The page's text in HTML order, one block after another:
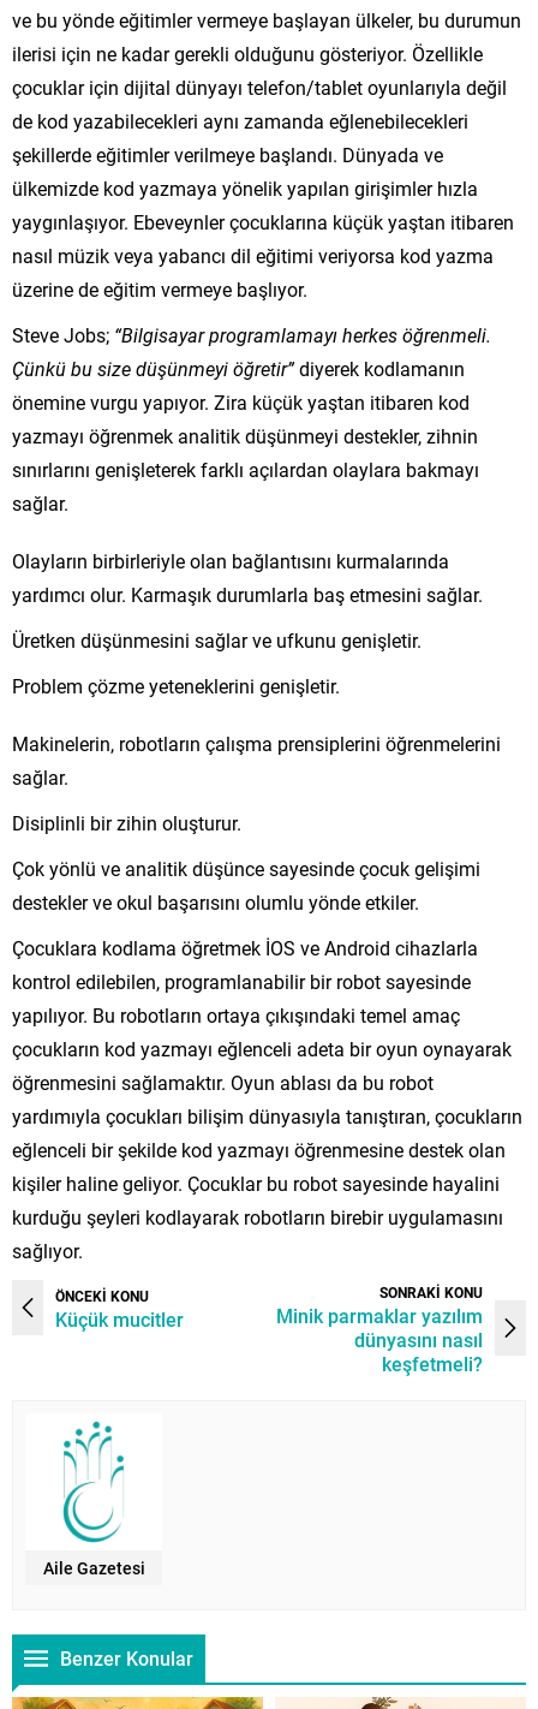
ve bu yönde eğitimler vermeye başlayan ülkeler, bu durumun
ilerisi için ne kadar gerekli olduğunu gösteriyor. Özellikle
çocuklar için dijital dünyayı telefon/tablet oyunlarıyla değil
de kod yazabilecekleri aynı zamanda eğlenebilecekleri
şekillerde eğitimler verilmeye başlandı. Dünyada ve
ülkemizde kod yazmaya yönelik yapılan girişimler hızla
yaygınlaşıyor. Ebeveynler çocuklarına küçük yaştan itibaren
nasıl müzik veya yabancı dil eğitimi veriyorsa kod yazma
üzerine de eğitim vermeye başlıyor.
Steve Jobs; “Bilgisayar programlamayı herkes öğrenmeli.
Çünkü bu size düşünmeyi öğretir”diyerek kodlamanın
önemine vurgu yapıyor. Zira küçük yaştan itibaren kod
yazmayı öğrenmek analitik düşünmeyi destekler, zihnin
sınırlarını genişleterek farklı açılardan olaylara bakmayı
sağlar.
Olayların birbirleriyle olan bağlantısını kurmalarında
yardımcı olur. Karmaşık durumlarla baş etmesini sağlar.
Üretken düşünmesini sağlar ve ufkunu genişletir.
Problem çözme yeteneklerini genişletir.
Makinelerin, robotların çalışma prensiplerini öğrenmelerini
sağlar.
Disiplinli bir zihin oluşturur.
Çok yönlü ve analitik düşünce sayesinde çocuk gelişimi
destekler ve okul başarısını olumlu yönde etkiler.
Çocuklara kodlama öğretmek İOS ve Android cihazlarla
kontrol edilebilen, programlanabilir bir robot sayesinde
yapılıyor. Bu robotların ortaya çıkışındaki temel amaç
çocukların kod yazmayı eğlenceli adeta bir oyun oynayarak
öğrenmesini sağlamaktır. Oyun ablası da bu robot
yardımıyla çocukları bilişim dünyasıyla tanıştıran, çocukların
eğlenceli bir şekilde kod yazmayı öğrenmesine destek olan
kişiler haline geliyor. Çocuklar bu robot sayesinde hayalini
kurduğu şeyleri kodlayarak robotların birebir uygulamasını
sağlıyor.
ÖNCEKİ KONU
Küçük mucitler
SONRAKİ KONU
Minik parmaklar yazılım
dünyasını nasıl
keşfetmeli?
Aile Gazetesi
Benzer Konular